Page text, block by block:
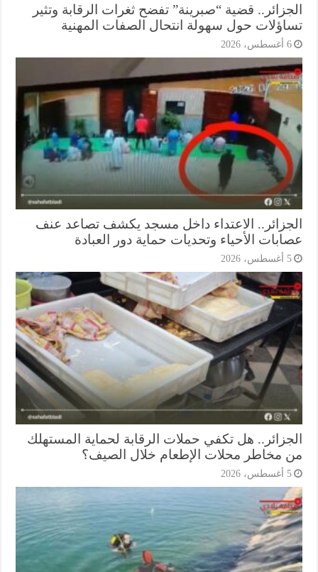
قضية “صبرينة” تفضح ثغرات الرقابة وتثير
حول سهولة انتحال الصفات المهنية
الاعتداء داخل مسجد يكشف تصاعد عنف
الأحياء وتحديات حماية دور العبادة
هل تكفي حملات الرقابة لحماية المستهلك
مخاطر محلات الإطعام خلال الصيف؟